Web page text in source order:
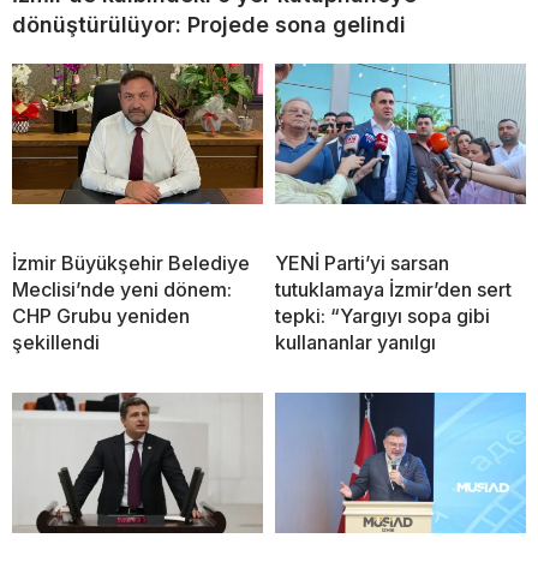
dönüştürülüyor: Projede sona gelindi
İzmir Büyükşehir Belediye
Meclisi’nde yeni dönem:
CHP Grubu yeniden
şekillendi
YENİ Parti’yi sarsan
tutuklamaya İzmir’den sert
tepki: “Yargıyı sopa gibi
kullananlar yanılgı